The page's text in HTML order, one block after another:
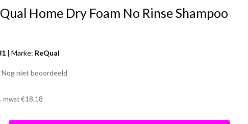
Home Dry Foam No Rinse Shampoo
|Marke: ReQual
Nog niet beoordeeld
mwst€18,18